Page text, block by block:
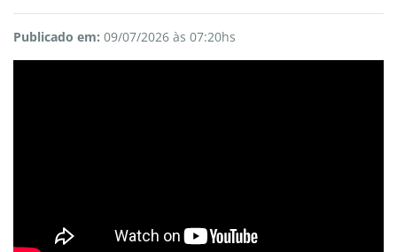
Publicado em: 09/07/2026 às 07:20hs